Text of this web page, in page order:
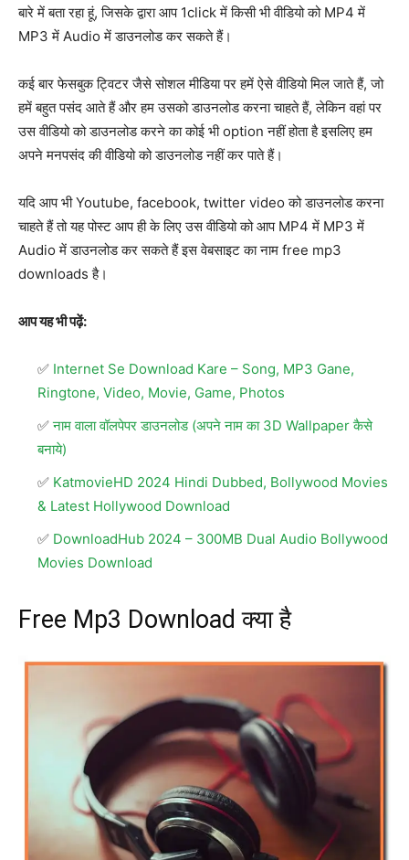
बारे में बता रहा हूं, जिसके द्वारा आप 1click में किसी भी वीडियो को MP4 में
MP3 में Audio में डाउनलोड कर सकते हैं।
कई बार फेसबुक ट्विटर जैसे सोशल मीडिया पर हमें ऐसे वीडियो मिल जाते हैं, जो
हमें बहुत पसंद आते हैं और हम उसको डाउनलोड करना चाहते हैं, लेकिन वहां पर
उस वीडियो को डाउनलोड करने का कोई भी option नहीं होता है इसलिए हम
अपने मनपसंद की वीडियो को डाउनलोड नहीं कर पाते हैं।
यदि आप भी Youtube, facebook, twitter video को डाउनलोड करना
चाहते हैं तो यह पोस्ट आप ही के लिए उस वीडियो को आप MP4 में MP3 में
Audio में डाउनलोड कर सकते हैं इस वेबसाइट का नाम free mp3
downloads है।
आप यह भी पढ़ें:
Internet Se Download Kare – Song, MP3 Gane,
Ringtone, Video, Movie, Game, Photos
नाम वाला वॉलपेपर डाउनलोड (अपने नाम का 3D Wallpaper कैसे
बनाये)
KatmovieHD 2024 Hindi Dubbed, Bollywood Movies
& Latest Hollywood Download
DownloadHub 2024 – 300MB Dual Audio Bollywood
Movies Download
Free Mp3 Download क्या है